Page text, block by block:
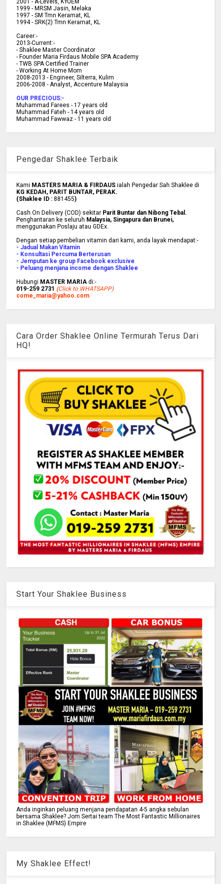
1999 -MRSM Jasin, Melaka
1997 -SM Tmn Keramat, KL
1994 -SRK(2) Tmn Keramat, KL
Career:-
2013-Current:-
- Shaklee Master Coordinator
- Founder Maria Firdaus Mobile SPA Academy
- TWB SPA Certified Trainer
- Working At Home Mom
2008-2013 - Engineer, Silterra, Kulim
2006-2008 - Analyst, Accenture Malaysia
OUR PRECIOUS:-
Muhammad Farees - 17 years old
Muhammad Fateh - 14 years old
Muhammad Fawwaz - 11 years old
Pengedar Shaklee Terbaik
Kami MASTERS MARIA & FIRDAUS ialah Pengedar Sah Shaklee di
KG KEDAH, PARIT BUNTAR, PERAK.
(Shaklee ID :881455)
Cash On Delivery (COD) sekitar Parit Buntar dan Nibong Tebal.
Penghantaran ke seluruh Malaysia, Singapura dan Brunei,
menggunakan Poslaju atau GDEx.
Dengan setiap pembelian vitamin dari kami, anda layak mendapat:-
- Jadual Makan Vitamin
- Konsultasi Percuma Berterusan
- Jemputan ke group Facebook exclusive
- Peluang menjana income dengan Shaklee
Hubungi MASTER MARIA di:-
019-259 2731 (Click to WHATSAPP)
come_maria@yahoo.com
Cara Order Shaklee Online Termurah Terus Dari
HQ!
Start Your Shaklee Business
Anda inginkan peluang menjana pendapatan 4-5 angka sebulan
bersama Shaklee? Jom Sertai team The Most Fantastic Millionaires
in Shaklee (MFMS) Empire
My Shaklee Effect!